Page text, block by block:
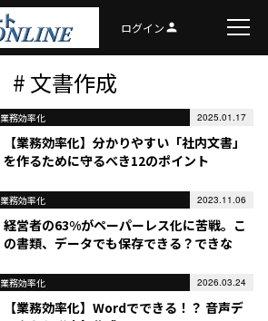
ログインperson
# 文書作成
業務効率化 2025.01.17
【業務効率化】分かりやすい「社内文書」
を作るために守るべき12のポイント
業務効率化 2023.11.06
経営者の63%がペーパーレス化に苦戦。こ
の書類、データでも保存できる？できな
業務効率化 2026.03.24
【業務効率化】Wordでできる！？ 音声デ